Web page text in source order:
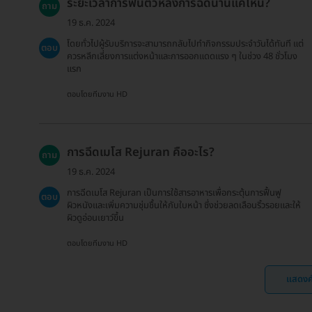
ถาม
19 ธ.ค. 2024
ตอบ
โดยทั่วไปผู้รับบริการจะสามารถกลับไปทำกิจกรรมประจำวันได้ทันที แต่
ควรหลีกเลี่ยงการแต่งหน้าและการออกแดดแรง ๆ ในช่วง 48 ชั่วโมง
แรก
ตอบโดยทีมงาน HD
ถาม การฉีดเมโส Rejuran คืออะไร?
19 ธ.ค. 2024
ตอบ
การฉีดเมโส Rejuran เป็นการใช้สารอาหารเพื่อกระตุ้นการฟื้นฟู
ผิวหนังและเพิ่มความชุ่มชื้นให้กับใบหน้า ซึ่งช่วยลดเลือนริ้วรอยและให้
ผิวดูอ่อนเยาว์ขึ้น
ตอบโดยทีมงาน HD
แสดง